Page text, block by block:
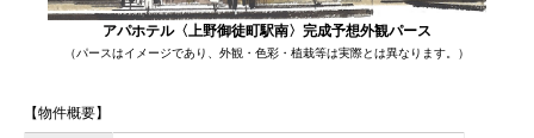
アパホテル〈上野御徒町駅南〉完成予想外観パース
（パースはイメージであり、外観・色彩・植栽等は実際とは異なります。）
【物件概要】